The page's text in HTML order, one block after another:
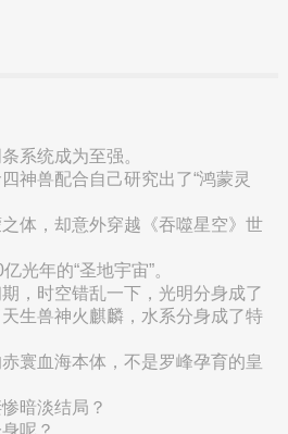
系统成为至强。
神兽配合自己研究出了“鸿蒙灵
体，却意外穿越《吞噬星空》世
光年的“圣地宇宙”。
，时空错乱一下，光明分身成了
生兽神火麒麟，水系分身成了特
寰血海本体，不是罗峰孕育的皇
暗淡结局？
呢？